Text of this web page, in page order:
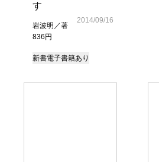
す
岩波明／著
836円
2014/09/16
新書電子書籍あり